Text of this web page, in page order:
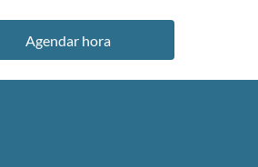
Agendar hora